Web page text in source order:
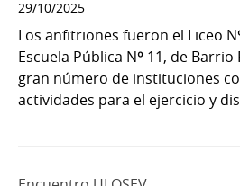
29/10/2025
Los anfitriones fueron el Liceo
Escuela Pública Nº 11, de
gran número de instituciones
actividades para el ejercicio y